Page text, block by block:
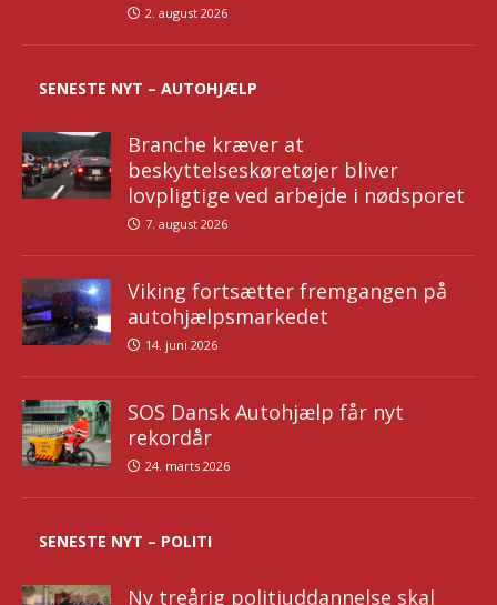
2. august 2026
SENESTE NYT – AUTOHJÆLP
Branche kræver at
beskyttelseskøretøjer bliver
lovpligtige ved arbejde i nødsporet
7. august 2026
Viking fortsætter fremgangen på
autohjælpsmarkedet
14. juni 2026
SOS Dansk Autohjælp får nyt
rekordår
24. marts 2026
SENESTE NYT – POLITI
Ny treårig politiuddannelse skal